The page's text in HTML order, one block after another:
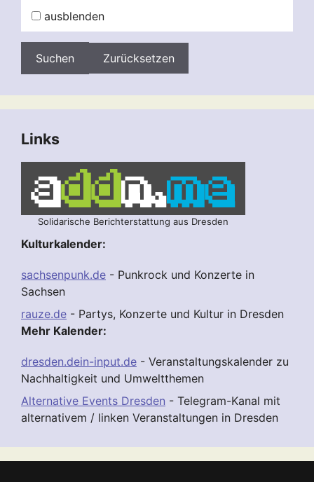
ausblenden
Zurücksetzen
Links
Solidarische Berichterstattung aus Dresden
Kulturkalender:
sachsenpunk.de - Punkrock und Konzerte in
Sachsen
rauze.de - Partys, Konzerte und Kultur in Dresden
Mehr Kalender:
dresden.dein-input.de - Veranstaltungskalender zu
Nachhaltigkeit und Umweltthemen
Alternative Events Dresden - Telegram-Kanal mit
alternativem / linken Veranstaltungen in Dresden